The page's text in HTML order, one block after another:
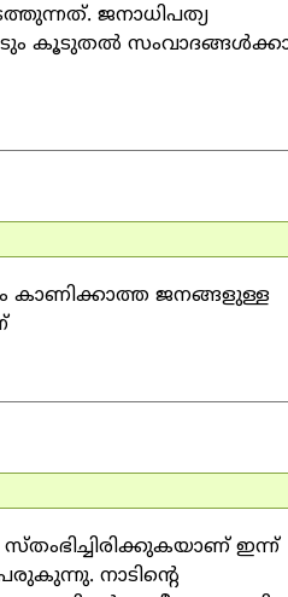
ജനാധിപത്യ
കൂടുതല്‍
കാണിക്കാത്ത ജനങ്ങളുള്ള
ഇന്ന്
നാടിന്റെ